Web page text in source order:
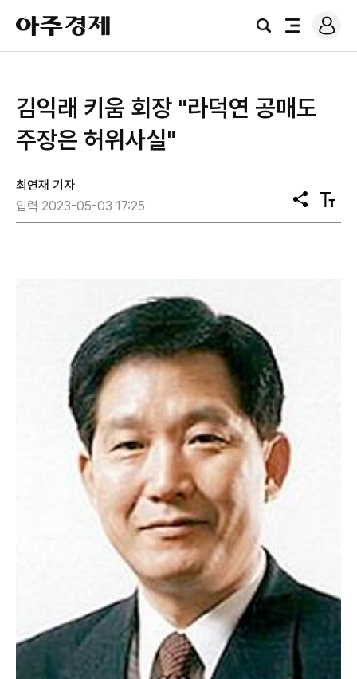
아
주
경
검
전
로
그
김익래 키움 회장 "라덕연 공매도
주장은 허위사실"
최연재 기자
입력 2023-05-03 17:25
공
유
텍
스